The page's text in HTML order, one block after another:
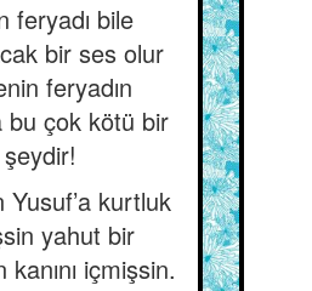
feryadı bile
bir ses olur
feryadın
bu çok kötü bir
şeydir!
Yusuf’a kurtluk
yahut bir
içmişsin.